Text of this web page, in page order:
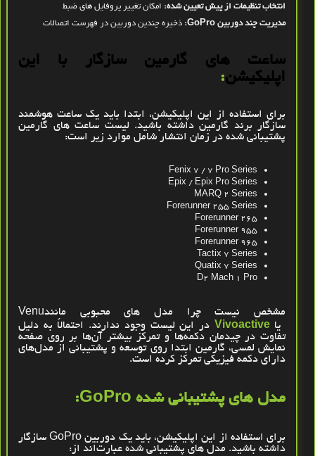
انتخاب تنظیمات از پیش تعیین ‌شده: امکان تغییر پروفایل ‌های ضبط
مدیریت چند دوربین GoPro
: ذخیره چندین دوربین در فهرست اتصالات
ساعت‌ های گارمین سازگار با این
اپلیکیشن:
برای استفاده از این اپلیکیشن، ابتدا باید یک ساعت هوشمند
سازگار برند گارمین داشته باشید. لیست ساعت‌ های گارمین
پشتیبانی ‌شده در زمان انتشار شامل موارد زیر است:
Fenix 7 / 7 Pro Series
Epix / Epix Pro Series
MARQ 2 Series
Forerunner 255 Series
Forerunner 265
Forerunner 955
Forerunner 965
Tactix 7 Series
Quatix 7 Series
D2 Mach 1 Pro
مشخص نیست چرا مدل‌ های محبوبی مانندVenu
یا Vivoactive در این لیست وجود ندارند. احتمالاً به دلیل
تفاوت در چیدمان دکمه‌ها و تمرکز بیشتر آن‌ها بر روی صفحه
‌نمایش لمسی، گارمین ابتدا روی توسعه و پشتیبانی از مدل‌های
دارای دکمه فیزیکی تمرکز کرده است.
مدل‌ های پشتیبانی ‌شده GoPro
:
برای استفاده از این اپلیکیشن، باید یک دوربینGoPro سازگار
داشته باشید. مدل ‌های پشتیبانی‌ شده عبارت‌اند از: